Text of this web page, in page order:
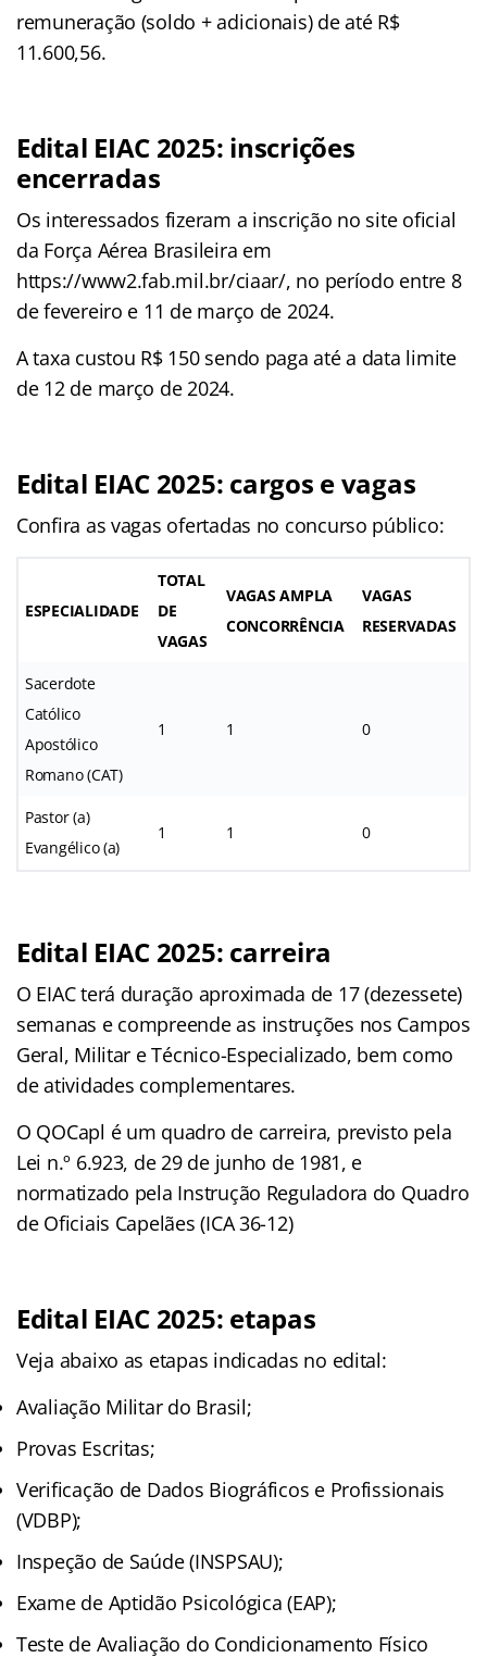
remuneração (soldo + adicionais) de até R$
11.600,56.
Edital EIAC 2025: inscrições
encerradas
Os interessados fizeram a inscrição no site oficial
da Força Aérea Brasileira em
https://www2.fab.mil.br/ciaar/, no período entre 8
de fevereiro e 11 de março de 2024.
A taxa custou R$ 150 sendo paga até a data limite
de 12 de março de 2024.
Edital EIAC 2025: cargos e vagas
Confira as vagas ofertadas no concurso público:
ESPECIALIDADE
TOTAL
DE
VAGAS
VAGAS AMPLA
CONCORRÊNCIA
VAGAS
RESERVADAS
Sacerdote
Católico
Apostólico
Romano (CAT)
1 1 0
Pastor (a)
Evangélico (a)
1 1 0
Edital EIAC 2025: carreira
O EIAC terá duração aproximada de 17 (dezessete)
semanas e compreende as instruções nos Campos
Geral, Militar e Técnico-Especializado, bem como
de atividades complementares.
O QOCapl é um quadro de carreira, previsto pela
Lei n.º 6.923, de 29 de junho de 1981, e
normatizado pela Instrução Reguladora do Quadro
de Oficiais Capelães (ICA 36-12)
Edital EIAC 2025: etapas
Veja abaixo as etapas indicadas no edital:
Avaliação Militar do Brasil;
Provas Escritas;
Verificação de Dados Biográficos e Profissionais
(VDBP);
Inspeção de Saúde (INSPSAU);
Exame de Aptidão Psicológica (EAP);
Teste de Avaliação do Condicionamento Físico